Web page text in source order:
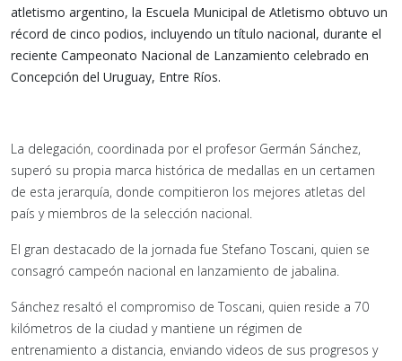
atletismo argentino, la Escuela Municipal de Atletismo obtuvo un
récord de cinco podios, incluyendo un título nacional, durante el
reciente Campeonato Nacional de Lanzamiento celebrado en
Concepción del Uruguay, Entre Ríos.
La delegación, coordinada por el profesor Germán Sánchez,
superó su propia marca histórica de medallas en un certamen
de esta jerarquía, donde compitieron los mejores atletas del
país y miembros de la selección nacional.
El gran destacado de la jornada fue Stefano Toscani, quien se
consagró campeón nacional en lanzamiento de jabalina.
Sánchez resaltó el compromiso de Toscani, quien reside a 70
kilómetros de la ciudad y mantiene un régimen de
entrenamiento a distancia, enviando videos de sus progresos y